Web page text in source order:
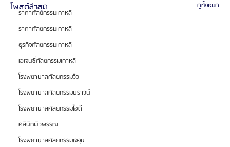
ราคาศัลยกรรมเกาหลี
ราคาศัลยกรรมเกาหลี
ธุรกิจศัลยกรรมเกาหลี
เอเจนซี่ศัลยกรรมเกาหลี
โรงพยาบาลศัลยกรรมวิว
โรงพยาบาลศัลยกรรมบราวน์
โรงพยาบาลศัลยกรรมไอดี
คลินิกผิวพรรณ
โรงพยาบาลศัลยกรรมเจจุน
โพสต์ล่าสุด ดูทั้งหมด